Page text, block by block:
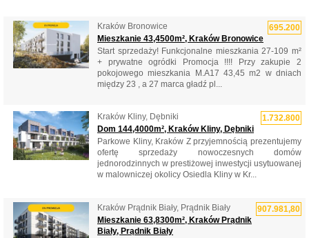
695.200
Kraków Bronowice
Mieszkanie 43,4500m², Kraków Bronowice
Start sprzedaży! Funkcjonalne mieszkania 27-109 m²
+ prywatne ogródki Promocja !!!! Przy zakupie 2
pokojowego mieszkania M.A17 43,45 m2 w dniach
między 23 , a 27 marca gładź pl...
1.732.800
Kraków Kliny, Dębniki
Dom 144,4000m², Kraków Kliny, Dębniki
Parkowe Kliny, Kraków Z przyjemnością prezentujemy
ofertę sprzedaży nowoczesnych domów
jednorodzinnych w prestiżowej inwestycji usytuowanej
w malowniczej okolicy Osiedla Kliny w Kr...
907.981,80
Kraków Prądnik Biały, Prądnik Biały
Mieszkanie 63,8300m², Kraków Prądnik
Biały, Prądnik Biały